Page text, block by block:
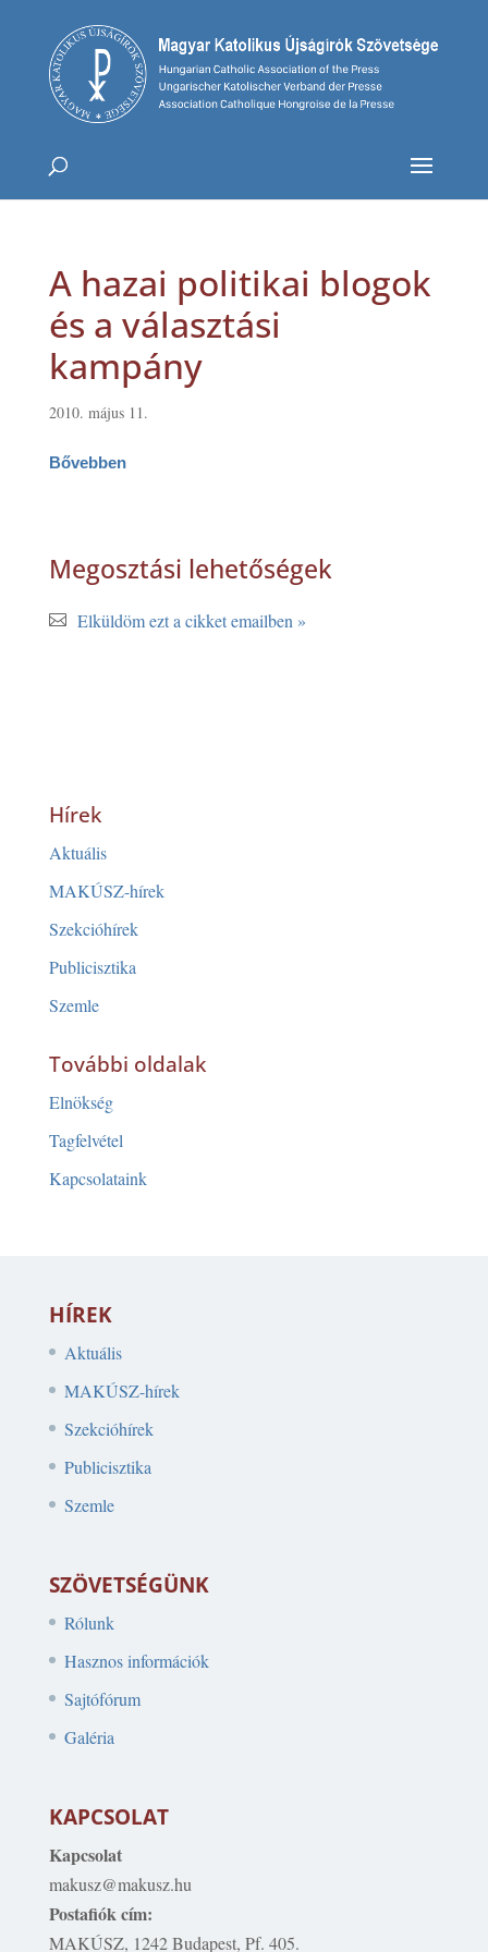
A hazai politikai blogok
és a választási
kampány
2010. május 11.
Bővebben
Megosztási lehetőségek
Elküldöm ezt a cikket emailben »
Hírek
Aktuális
MAKÚSZ-hírek
Szekcióhírek
Publicisztika
Szemle
További oldalak
Elnökség
Tagfelvétel
Kapcsolataink
HÍREK
Aktuális
MAKÚSZ-hírek
Szekcióhírek
Publicisztika
Szemle
SZÖVETSÉGÜNK
Rólunk
Hasznos információk
Sajtófórum
Galéria
KAPCSOLAT
Kapcsolat
makusz@makusz.hu
Postafiók cím:
MAKÚSZ, 1242 Budapest, Pf. 405.